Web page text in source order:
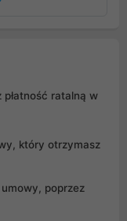
płatność ratalną w
który otrzymasz
poprzez